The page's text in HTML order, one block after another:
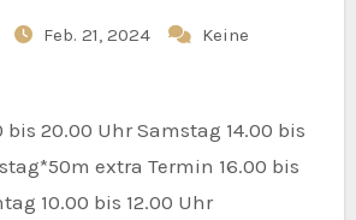
Feb. 21, 2024
Keine
extra Termin 16.00 bis
10.00 bis 12.00 Uhr